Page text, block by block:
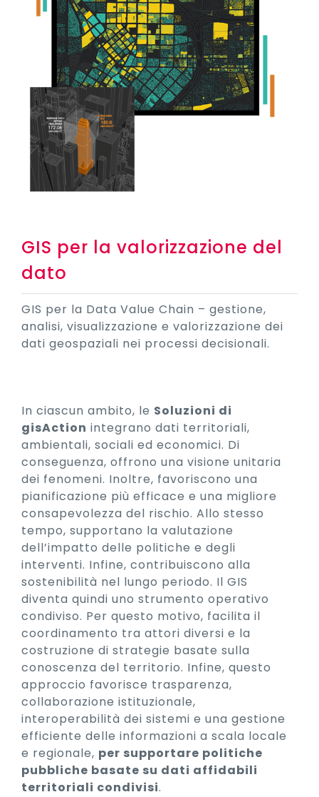
GIS per la valorizzazione del
dato
GIS per la Data Value Chain – gestione,
analisi, visualizzazione e valorizzazione dei
dati geospaziali nei processi decisionali.
In ciascun ambito, le Soluzioni di
gisAction integrano dati territoriali,
ambientali, sociali ed economici. Di
conseguenza, offrono una visione unitaria
dei fenomeni. Inoltre, favoriscono una
pianificazione più efficace e una migliore
consapevolezza del rischio. Allo stesso
tempo, supportano la valutazione
dell’impatto delle politiche e degli
interventi. Infine, contribuiscono alla
sostenibilità nel lungo periodo. Il GIS
diventa quindi uno strumento operativo
condiviso. Per questo motivo, facilita il
coordinamento tra attori diversi e la
costruzione di strategie basate sulla
conoscenza del territorio. Infine, questo
approccio favorisce trasparenza,
collaborazione istituzionale,
interoperabilità dei sistemi e una gestione
efficiente delle informazioni a scala locale
e regionale, per supportare politiche
pubbliche basate su dati affidabili
territoriali condivisi.